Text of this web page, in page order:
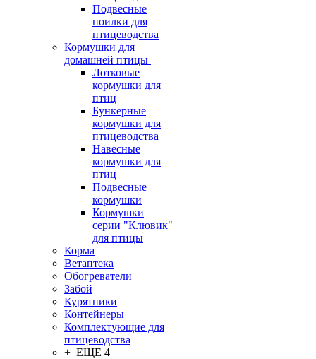
Подвесные
поилки для
птицеводства
Кормушки для
домашней птицы
Лотковые
кормушки для
птиц
Бункерные
кормушки для
птицеводства
Навесные
кормушки для
птиц
Подвесные
кормушки
Кормушки
серии "Клювик"
для птицы
Корма
Ветаптека
Обогреватели
Забой
Курятники
Контейнеры
Комплектующие для
птицеводства
+ ЕЩЕ 4